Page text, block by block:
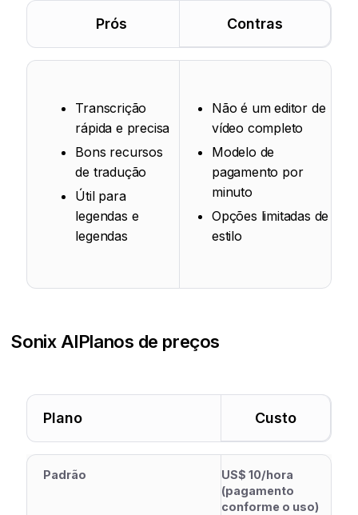
Prós Contras
Transcrição
rápida e precisa
Bons recursos
de tradução
Útil para
legendas e
legendas
Não é um editor de
vídeo completo
Modelo de
pagamento por
minuto
Opções limitadas de
estilo
Sonix AIPlanos de preços
Plano Custo
Padrão
US$ 10/hora
(pagamento
conforme o uso)